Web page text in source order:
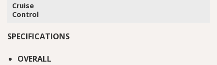
Cruise
Control
SPECIFICATIONS
OVERALL